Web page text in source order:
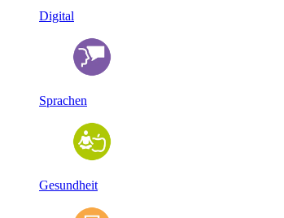
Digital
Sprachen
Gesundheit